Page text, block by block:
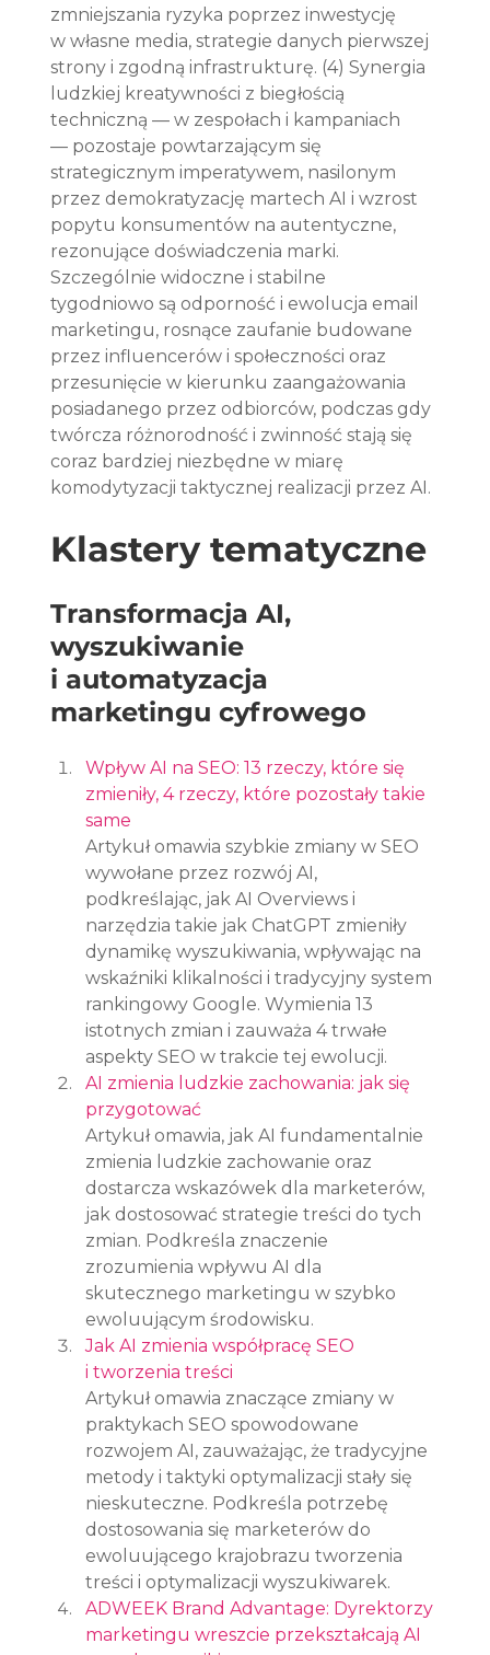
zmniejszania ryzyka poprzez inwestycję
w własne media, strategie danych pierwszej
strony i zgodną infrastrukturę. (4) Synergia
ludzkiej kreatywności z biegłością
techniczną — w zespołach i kampaniach
— pozostaje powtarzającym się
strategicznym imperatywem, nasilonym
przez demokratyzację martech AI i wzrost
popytu konsumentów na autentyczne,
rezonujące doświadczenia marki.
Szczególnie widoczne i stabilne
tygodniowo są odporność i ewolucja email
marketingu, rosnące zaufanie budowane
przez influencerów i społeczności oraz
przesunięcie w kierunku zaangażowania
posiadanego przez odbiorców, podczas gdy
twórcza różnorodność i zwinność stają się
coraz bardziej niezbędne w miarę
komodytyzacji taktycznej realizacji przez AI.
Klastery tematyczne
Transformacja AI,
wyszukiwanie
i automatyzacja
marketingu cyfrowego
Wpływ AI na SEO: 13 rzeczy, które się
zmieniły, 4 rzeczy, które pozostały takie
same
Artykuł omawia szybkie zmiany w SEO
wywołane przez rozwój AI,
podkreślając, jak AI Overviews i
narzędzia takie jak ChatGPT zmieniły
dynamikę wyszukiwania, wpływając na
wskaźniki klikalności i tradycyjny system
rankingowy Google. Wymienia 13
istotnych zmian i zauważa 4 trwałe
aspekty SEO w trakcie tej ewolucji.
AI zmienia ludzkie zachowania: jak się
przygotować
Artykuł omawia, jak AI fundamentalnie
zmienia ludzkie zachowanie oraz
dostarcza wskazówek dla marketerów,
jak dostosować strategie treści do tych
zmian. Podkreśla znaczenie
zrozumienia wpływu AI dla
skutecznego marketingu w szybko
ewoluującym środowisku.
Jak AI zmienia współpracę SEO
i tworzenia treści
Artykuł omawia znaczące zmiany w
praktykach SEO spowodowane
rozwojem AI, zauważając, że tradycyjne
metody i taktyki optymalizacji stały się
nieskuteczne. Podkreśla potrzebę
dostosowania się marketerów do
ewoluującego krajobrazu tworzenia
treści i optymalizacji wyszukiwarek.
ADWEEK Brand Advantage: Dyrektorzy
marketingu wreszcie przekształcają AI